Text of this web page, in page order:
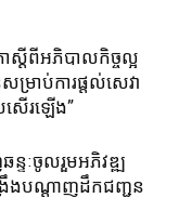
តីពី​អភិបាល​កិច្ច​ល្អ
ម្រាប់​ការ​ផ្តល់​សេវា
សើរ​ឡើង​”
ទៈ​ចូលរួម​អភិវឌ្ឍ​
រឹង​បណ្តាញ​ដឹក​ជញ្ជូន​